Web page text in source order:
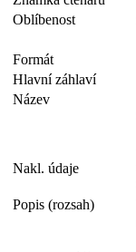
Oblíbenost
Formát
Hlavní záhlaví
Název
Nakl. údaje
Popis (rozsah)